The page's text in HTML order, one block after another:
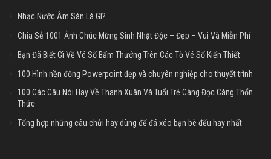
Nhạc Nước Âm Sàn Là Gì?
Chia Sẻ 1001 Ảnh Chúc Mừng Sinh Nhật Độc – Đẹp – Vui Và Miễn Phí
Bạn Đã Biết Gì Về Vé Số Bấm Thưởng Trên Các Tờ Vé Số Kiến Thiết
100 Hình nền động Powerpoint đẹp và chuyên nghiệp cho thuyết trình
100 Các Câu Nói Hay Về Thanh Xuân Và Tuổi Trẻ Càng Đọc Càng Thổn
Thức
Tổng hợp những câu chửi hay dùng để đá xéo bạn bè đểu hay nhất